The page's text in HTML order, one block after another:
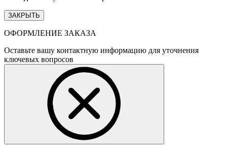
ЗАКРЫТЬ
ОФОРМЛЕНИЕ ЗАКАЗА
Оставьте вашу контактную информацию для уточнения
ключевых вопросов